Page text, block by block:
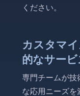
ください。
カスタマ
的なサービ
専門チームが技
な応用ニーズを